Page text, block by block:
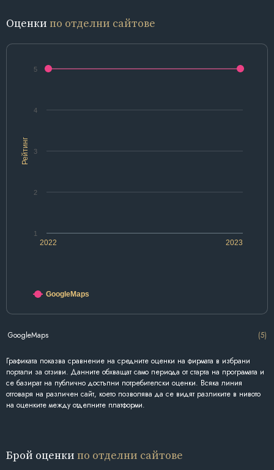
Оценки по отделни сайтове
Рейтинг
2022 2023
1
2
3
4
5
GoogleMaps
GoogleMaps (5)
Графиката показва сравнение на средните оценки на фирмата в избрани
портали за отзиви. Данните обхващат само периода от старта на програмата и
се базират на публично достъпни потребителски оценки. Всяка линия
отговаря на различен сайт, което позволява да се видят разликите в нивото
на оценките между отделните платформи.
Брой оценки по отделни сайтове